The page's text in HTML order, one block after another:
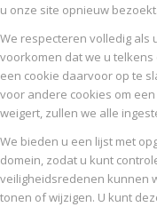
u onze site opnieuw bezoekt.
We respecteren volledig als
voorkomen dat we u
een cookie daarvoor op te
voor andere cookies om
weigert, zullen we alle
We bieden u een lijst met
domein, zodat u kunt
veiligheidsredenen kunnen
tonen of wijzigen. U kunt